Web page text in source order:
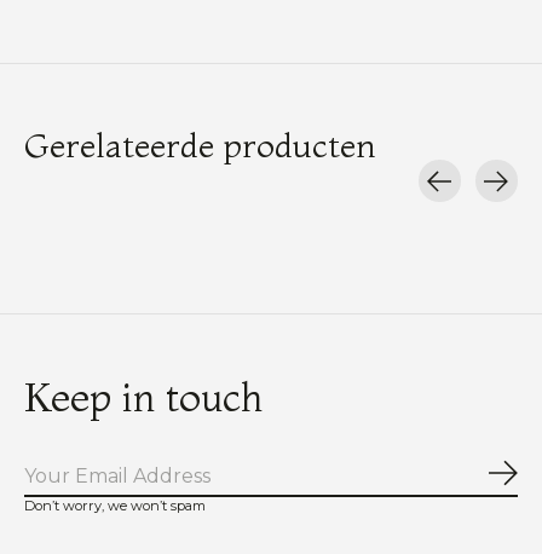
Gerelateerde producten
Keep in touch
Don’t worry, we won’t spam